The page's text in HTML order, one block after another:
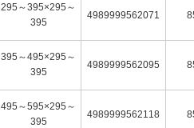
295～395×295～
395
4989999562071
395～495×295～
395
4989999562095
495～595×295～
395
4989999562118